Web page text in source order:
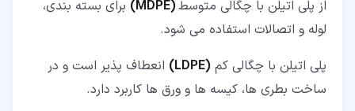
از پلی اتیلن با چگالی متوسط(MDPE)
برای بسته بندی،
لوله و اتصالات استفاده می شود.
پلی اتیلن با چگالی کم (LDPE)
انعطاف پذیر است و در
ساخت بطری ها، کیسه ها و ورق ها کاربرد دارد.